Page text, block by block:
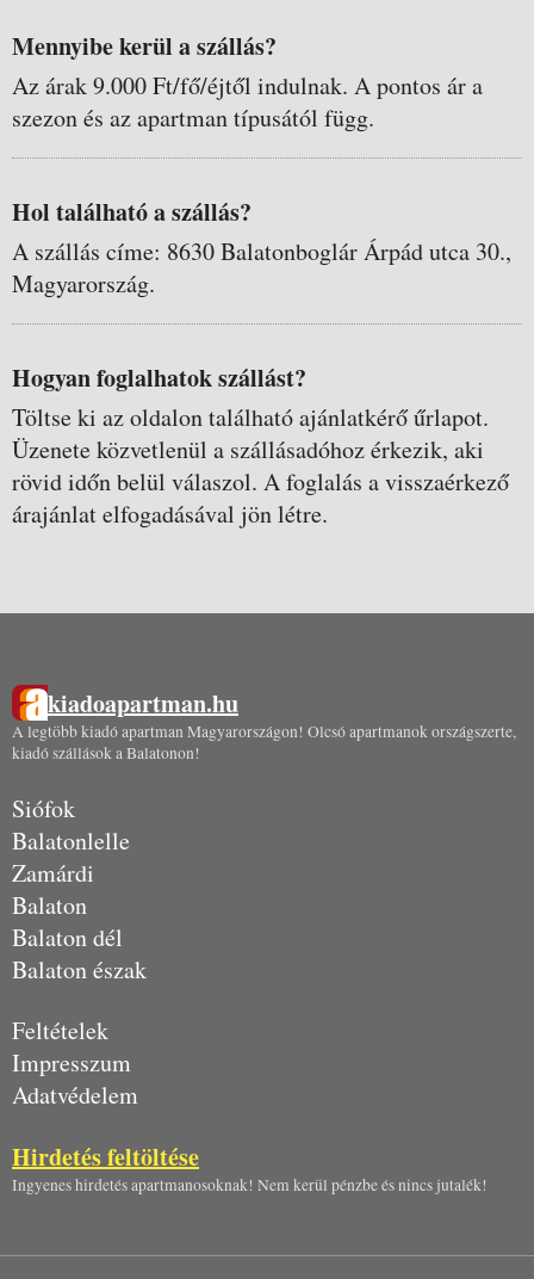
Mennyibe kerül a szállás?
Az árak 9.000 Ft/fő/éjtől indulnak. A pontos ár a
szezon és az apartman típusától függ.
Hol található a szállás?
A szállás címe: 8630 Balatonboglár Árpád utca 30.,
Magyarország.
Hogyan foglalhatok szállást?
Töltse ki az oldalon található ajánlatkérő űrlapot.
Üzenete közvetlenül a szállásadóhoz érkezik, aki
rövid időn belül válaszol. A foglalás a visszaérkező
árajánlat elfogadásával jön létre.
kiadoapartman.hu
A legtöbb kiadó apartman Magyarországon! Olcsó apartmanok országszerte,
kiadó szállások a Balatonon!
Siófok
Balatonlelle
Zamárdi
Balaton
Balaton dél
Balaton észak
Feltételek
Impresszum
Adatvédelem
Hirdetés feltöltése
Ingyenes hirdetés apartmanosoknak! Nem kerül pénzbe és nincs jutalék!